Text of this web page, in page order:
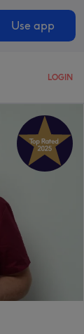
Use app
LOGIN